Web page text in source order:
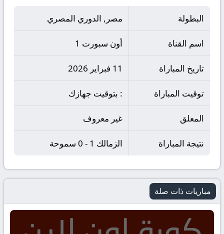
البطولة مصر, الدوري المصري
اسم القناة أون سبورت 1
تاريخ المباراة 11 فبراير 2026
توقيت المباراة : بتوقيت جهازك
المعلق غير معروف
نتيجة المباراة الزمالك 1 - 0 سموحة
مباريات ذات صلة